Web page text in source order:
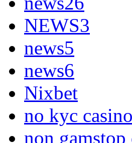
NEWS3
news5
news6
Nixbet
no kyc
non gamstop